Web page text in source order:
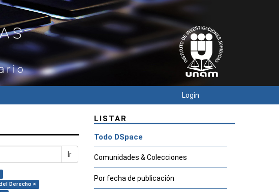
Login
Ir
Derecho ×
LISTAR
Todo DSpace
Comunidades & Colecciones
Por fecha de publicación